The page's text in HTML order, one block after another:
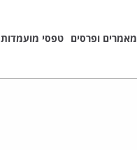
מאמרים ופרסים טפסי מועמדות